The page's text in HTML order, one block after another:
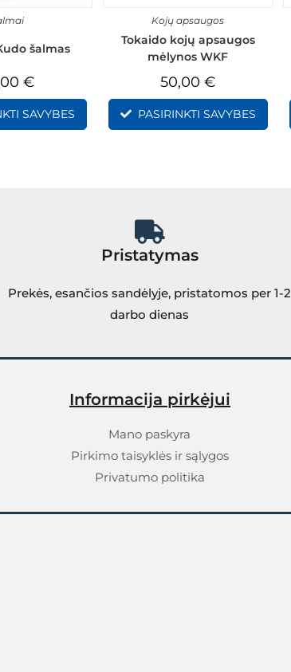
šalmas
€
SAVYBES
Kojų apsaugos
Tokaido kojų apsaugos
mėlynos WKF
50,00€
PASIRINKTI SAVYBES
Pristatymas
Prekės, esančios sandėlyje, pristatomos per 1-2
darbo dienas
Informacija pirkėjui
Mano paskyra
Pirkimo taisyklės ir sąlygos
Privatumo politika